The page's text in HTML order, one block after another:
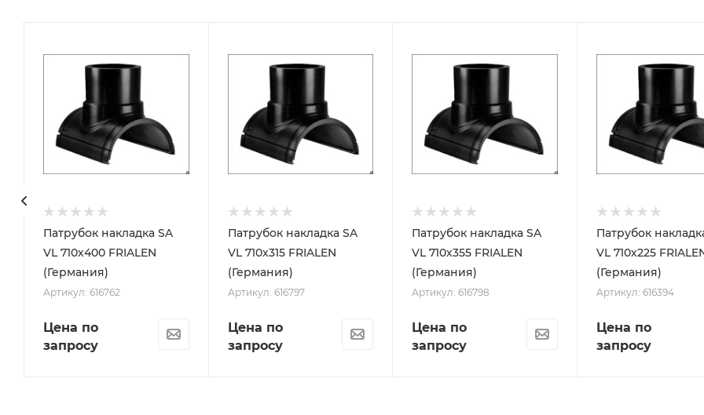
Патрубок накладка SA
VL 710х400 FRIALEN
(Германия)
Артикул: 616762
Цена по
запросу
Патрубок накладка SA
VL 710х315 FRIALEN
(Германия)
Артикул: 616797
Цена по
запросу
Патрубок накладка SA
VL 710х355 FRIALEN
(Германия)
Артикул: 616798
Цена по
запросу
Патрубок
VL 710х225
(Германия)
Артикул: 616394
Цена по
запросу